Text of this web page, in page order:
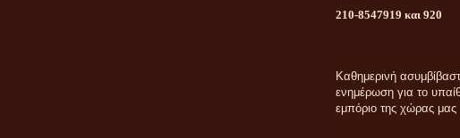
210-8547919 και 920
ενημέρωση για το
εμπόριο της χώρας μας